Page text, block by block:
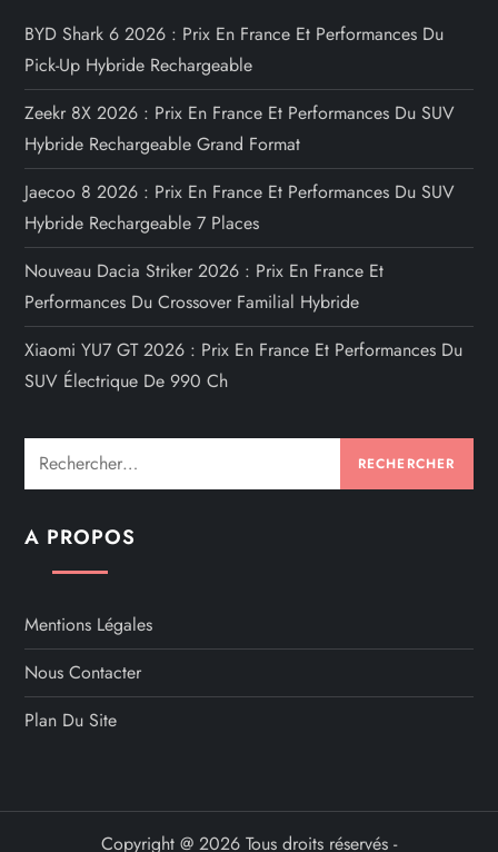
BYD Shark 6 2026 : Prix En France Et Performances Du
Pick-Up Hybride Rechargeable
Zeekr 8X 2026 : Prix En France Et Performances Du SUV
Hybride Rechargeable Grand Format
Jaecoo 8 2026 : Prix En France Et Performances Du SUV
Hybride Rechargeable 7 Places
Nouveau Dacia Striker 2026 : Prix En France Et
Performances Du Crossover Familial Hybride
Xiaomi YU7 GT 2026 : Prix En France Et Performances Du
SUV Électrique De 990 Ch
Rechercher :
A PROPOS
Mentions Légales
Nous Contacter
Plan Du Site
Copyright @ 2026 Tous droits réservés -